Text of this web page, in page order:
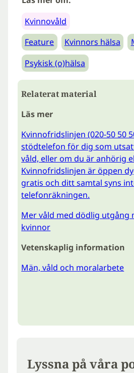
Kvinnovåld
Feature
Kvinnors hälsa
Psykisk (o)hälsa
Relaterat material
Läs mer
Kvinnofridslinjen (020-50 50
stödtelefon för dig som
våld, eller om du är anhörig
Kvinnofridslinjen är öppen
gratis och ditt samtal syns
telefonräkningen.
Mer våld med dödlig utgång
kvinnor
Vetenskaplig information
Män, våld och moralarbete
Lyssna på våra